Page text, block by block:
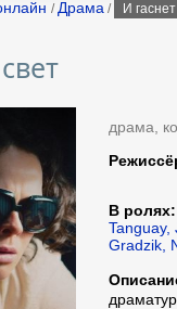
/ Драма / И
драма,
В ролях:
Tanguay,
Gradzik,